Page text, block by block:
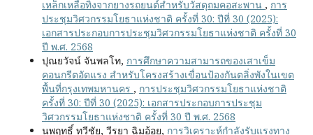
เหล็กเหลือทิ้งจากยางรถยนต์สำหรับวัสดุถมคอสะพาน , การ
ประชุมวิศวกรรมโยธาแห่งชาติ ครั้งที่ 30: ปีที่ 30 (2025):
เอกสารประกอบการประชุมวิศวกรรมโยธาแห่งชาติ ครั้งที่ 30
ปี พ.ศ. 2568
ปุณยวัจน์ จันพลโท, การศึกษาความสามารถของเสาเข็ม
คอนกรีตอัดแรง สำหรับโครงสร้างเขื่อนป้องกันตลิ่งพังในเขต
พื้นที่กรุงเทพมหานคร , การประชุมวิศวกรรมโยธาแห่งชาติ
ครั้งที่ 30: ปีที่ 30 (2025): เอกสารประกอบการประชุม
วิศวกรรมโยธาแห่งชาติ ครั้งที่ 30 ปี พ.ศ. 2568
นพฤทธิ์ ทวีชัย, วีรยา ฉิมอ้อย, การวิเคราะห์กำลังรับแรงทาง